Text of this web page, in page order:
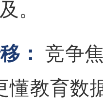
。
： 竞争
懂教育数